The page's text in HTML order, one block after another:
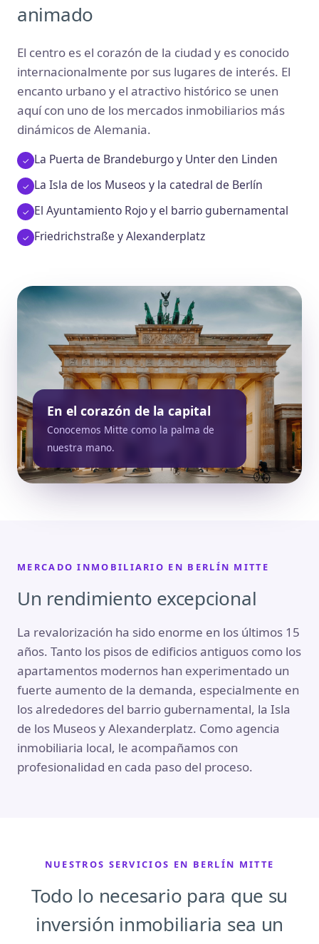
animado
El centro es el corazón de la ciudad y es conocido
internacionalmente por sus lugares de interés. El
encanto urbano y el atractivo histórico se unen
aquí con uno de los mercados inmobiliarios más
dinámicos de Alemania.
La Puerta de Brandeburgo y Unter den Linden
La Isla de los Museos y la catedral de Berlín
El Ayuntamiento Rojo y el barrio gubernamental
Friedrichstraße y Alexanderplatz
En el corazón de la capital
Conocemos Mitte como la palma de
nuestra mano.
MERCADO INMOBILIARIO EN BERLÍN MITTE
Un rendimiento excepcional
La revalorización ha sido enorme en los últimos 15
años. Tanto los pisos de edificios antiguos como los
apartamentos modernos han experimentado un
fuerte aumento de la demanda, especialmente en
los alrededores del barrio gubernamental, la Isla
de los Museos y Alexanderplatz. Como agencia
inmobiliaria local, le acompañamos con
profesionalidad en cada paso del proceso.
NUESTROS SERVICIOS EN BERLÍN MITTE
Todo lo necesario para que su
inversión inmobiliaria sea un